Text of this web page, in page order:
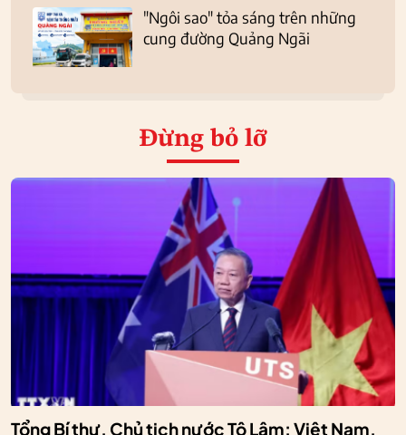
"Ngôi sao" tỏa sáng trên những
cung đường Quảng Ngãi
Đừng bỏ lỡ
Tổng Bí thư, Chủ tịch nước Tô Lâm: Việt Nam,